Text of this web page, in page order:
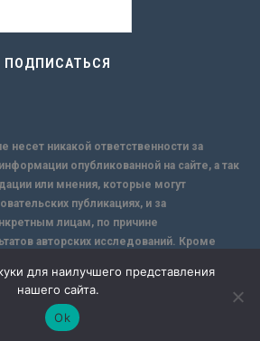
несет никакой ответственности за
опубликованной на сайте, а так
или мнения, которые могут
публикациях, и за
лицам, по причине
авторских исследований. Кроме
Сайт не несет ответственности за
для наилучшего представления
нашего сайта.
Ok